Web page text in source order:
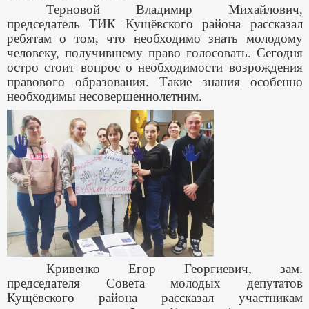
Терновой Владимир Михайлович,
председатель ТИК Кущёвского района рассказал
ребятам о том, что необходимо знать молодому
человеку, получившему право голосовать. Сегодня
остро стоит вопрос о необходимости возрождения
правового образования. Такие знания особенно
необходимы несовершеннолетним.
Кривенко Егор Георгиевич, зам.
председателя Совета молодых депутатов
Кущёвского района рассказал участникам